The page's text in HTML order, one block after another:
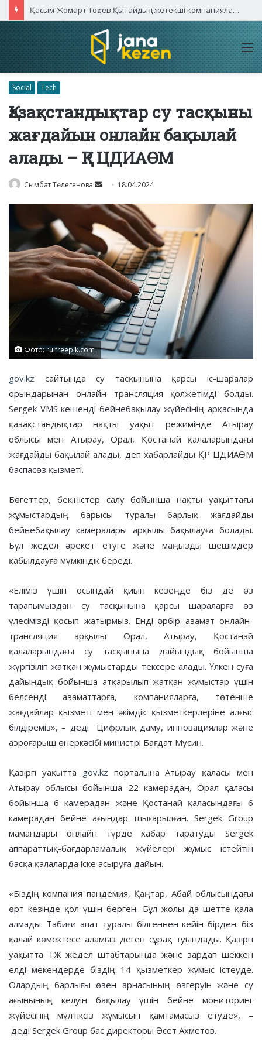
Қасым-Жомарт Тоқаев Қытайдың жетекші компаниялары басшыларымен кездесті
Social Tech
Қазақстандықтар су тасқыны
жағдайын онлайн бақылай
алады – ҚР ЦДИАӨМ
Сымбат Төлегенова
Send
email
18.04.2024
Фото: ru.freepik.com
gov.kz сайтында су тасқынына қарсы іс-шаралар
орындарынан онлайн трансляция қолжетімді болды.
Sergek VMS кешенді бейнебақылау жүйесінің арқасында
қазақстандықтар нақты уақыт режимінде Атырау
облысы мен Атырау, Орал, Қостанай қалаларындағы
жағдайды бақылай алады, деп хабарлайды ҚР ЦДИАӨМ
баспасөз қызметі.
Бөгеттер, бекіністер салу бойынша нақты уақыттағы
жұмыстардың барысы туралы барлық жағдайды
бейнебақылау камералары арқылы бақылауға болады.
Бұл жедел әрекет етуге және маңызды шешімдер
қабылдауға мүмкіндік береді.
«Еліміз үшін осындай қиын кезеңде біз де өз
тарапымыздан су тасқынына қарсы шараларға өз
үлесімізді қосып жатырмыз. Енді әрбір азамат онлайн-
трансляция арқылы Орал, Атырау, Қостанай
қалаларындағы су тасқынына дайындық бойынша
жүргізіліп жатқан жұмыстарды тексере алады. Үлкен суға
дайындық бойынша атқарылып жатқан жұмыстар үшін
белсенді азаматтарға, компанияларға, төтенше
жағдайлар қызметі мен әкімдік қызметкерлеріне алғыс
білдіреміз», – деді Цифрлық даму, инновациялар және
аэроғарыш өнеркәсібі министрі Бағдат Мусин.
Қазіргі уақытта gov.kz порталына Атырау қаласы мен
Атырау облысы бойынша 22 камерадан, Орал қаласы
бойынша 6 камерадан және Қостанай қаласындағы 6
камерадан бейне ағындар шығарылған. Sergek Group
мамандары онлайн түрде хабар таратуды Sergek
аппараттық-бағдарламалық жүйелері жұмыс істейтін
басқа қалаларда іске асыруға дайын.
«Біздің компания пандемия, Қаңтар, Абай облысындағы
өрт кезінде қол үшін берген. Бұл жолы да шетте қала
алмады. Табиғи апат туралы білгеннен кейін бірден: біз
қалай көмектесе аламыз деген сұрақ туындады. Қазіргі
уақытта ТЖ жедел штабтарында және зардап шеккен
елді мекендерде біздің 14 қызметкер жұмыс істеуде.
Олардың барлығы өзен арнасының өзгеруін және су
ағынының келуін бақылау үшін бейне мониторинг
жүйесінің мүлтіксіз жұмысын қамтамасыз етуде», –
деді Sergek Group бас директоры Әсет Ахметов.